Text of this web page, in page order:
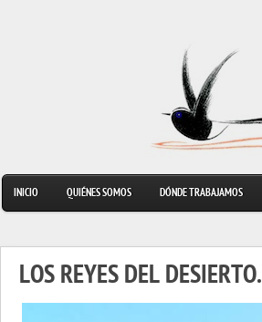
INICIO QUIÉNES SOMOS DÓNDE TRABAJAMOS
LOS REYES DEL DESIERTO.